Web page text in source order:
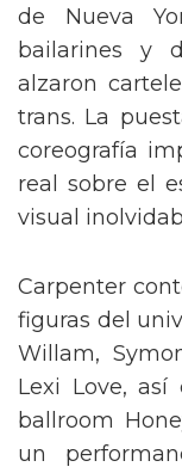
de Nueva
bailarines y
alzaron
trans. La
coreografía
real sobre el
visual
Carpenter
figuras del
Willam,
Lexi Love,
ballroom
un